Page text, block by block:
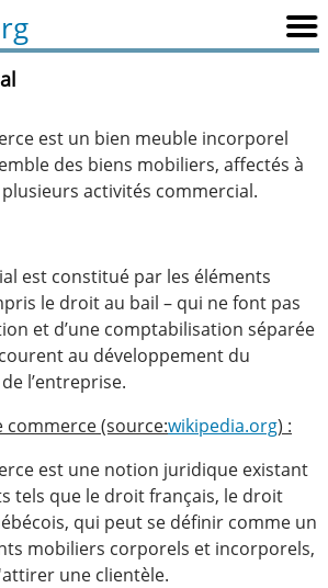
est un bien meuble incorporel
des biens mobiliers, affectés à
plusieurs activités commercial.
est constitué par les éléments
le droit au bail – qui ne font pas
et d’une comptabilisation séparée
au développement du
l’entreprise.
(source:wikipedia.org) :
est une notion juridique existant
tels que le droit français, le droit
qui peut se définir comme un
mobiliers corporels et incorporels,
une clientèle.